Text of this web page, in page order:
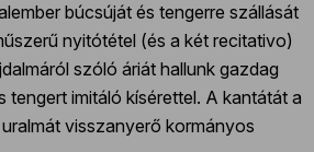
búcsúját és tengerre szállását
nyitótétel (és a két recitativo)
szóló áriát hallunk gazdag
tengert imitáló kísérettel. A kantátát a
visszanyerő kormányos